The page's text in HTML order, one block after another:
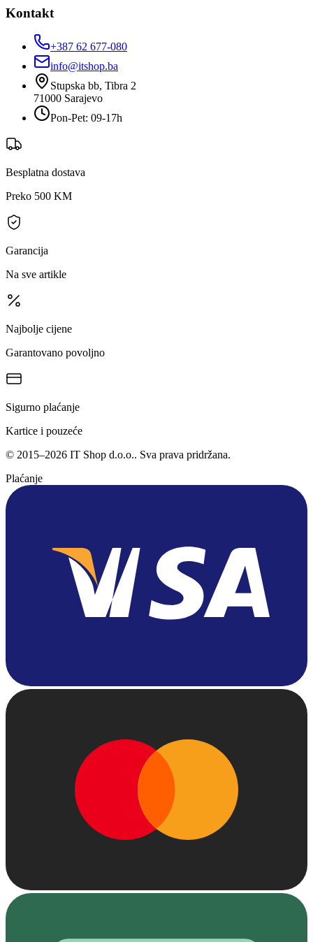
Kontakt
+387 62 677-080
info@itshop.ba
Stupska bb, Tibra 2
71000 Sarajevo
Pon-Pet: 09-17h
Besplatna dostava
Preko 500 KM
Garancija
Na sve artikle
Najbolje cijene
Garantovano povoljno
Sigurno plaćanje
Kartice i pouzeće
© 2015–2026 IT Shop d.o.o.. Sva prava pridržana.
Plaćanje